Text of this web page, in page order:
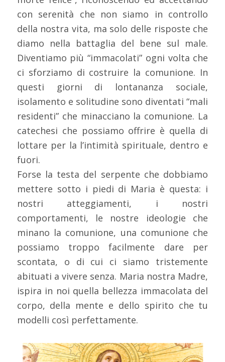
con serenità che non siamo in controllo
della nostra vita, ma solo delle risposte che
diamo nella battaglia del bene sul male.
Diventiamo più “immacolati” ogni volta che
ci sforziamo di costruire la comunione. In
questi giorni di lontananza sociale,
isolamento e solitudine sono diventati “mali
residenti” che minacciano la comunione. La
catechesi che possiamo offrire è quella di
lottare per la l’intimità spirituale, dentro e
fuori.
Forse la testa del serpente che dobbiamo
mettere sotto i piedi di Maria è questa: i
nostri atteggiamenti, i nostri
comportamenti, le nostre ideologie che
minano la comunione, una comunione che
possiamo troppo facilmente dare per
scontata, o di cui ci siamo tristemente
abituati a vivere senza. Maria nostra Madre,
ispira in noi quella bellezza immacolata del
corpo, della mente e dello spirito che tu
modelli così perfettamente.